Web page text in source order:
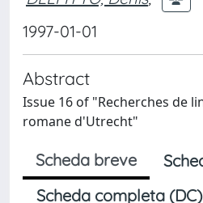
1997-01-01
Abstract
Issue 16 of "Recherches de
romane d'Utrecht"
Scheda breve
Scheda completa (DC)